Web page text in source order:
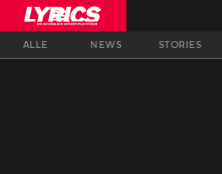
ALLE NEWS STORIES